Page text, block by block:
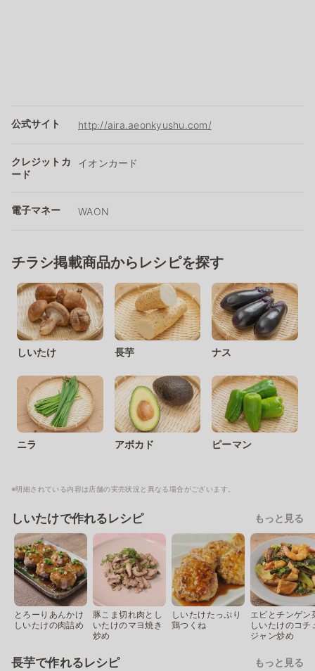
公式サイト http://aira.aeonkyushu.com/
クレジットカ
ード
イオンカード
電子マネー WAON
チラシ掲載商品からレシピを探す
しいたけ 長芋 ナス
ニラ アボカド ピーマン
※明細されている内容は店舗の実売状況と異なる場合がございます。
しいたけで作れるレシピ もっと見る
とろーりあんかけ
しいたけの肉詰め
豚こま切れ肉とし
いたけのマヨ焼き
炒め
しいたけたっぷり
鶏つくね
エビとチンゲン
しいたけのコチ
ジャン炒め
長芋で作れるレシピ もっと見る